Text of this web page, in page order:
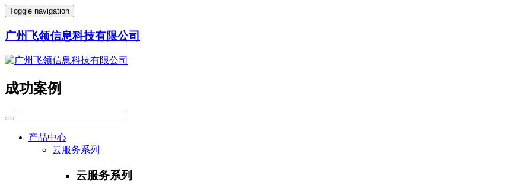
Toggle navigation
广州飞领信息科技有限公司
成功案例
产品中心
云服务系列
云服务系列